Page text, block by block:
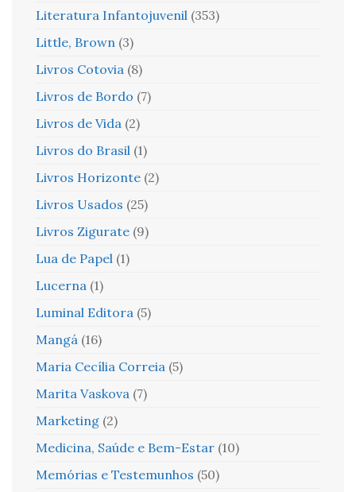
Literatura Infantojuvenil (353)
Little, Brown (3)
Livros Cotovia (8)
Livros de Bordo (7)
Livros de Vida (2)
Livros do Brasil (1)
Livros Horizonte (2)
Livros Usados (25)
Livros Zigurate (9)
Lua de Papel (1)
Lucerna (1)
Luminal Editora (5)
Mangá (16)
Maria Cecília Correia (5)
Marita Vaskova (7)
Marketing (2)
Medicina, Saúde e Bem-Estar (10)
Memórias e Testemunhos (50)